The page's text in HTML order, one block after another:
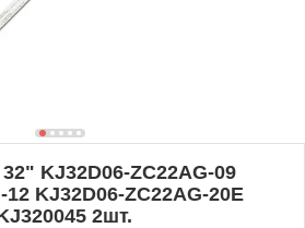
32" KJ32D06-ZC22AG-09
12 KJ32D06-ZC22AG-20E
2шт.